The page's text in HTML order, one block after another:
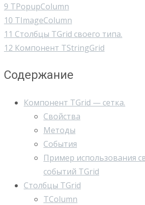
9 TPopupColumn
10 TImageColumn
11 Столбцы TGrid своего типа.
12 Компонент TStringGrid
Содержание
Компонент TGrid — сетка.
Свойства
Методы
События
Пример использования
событий TGrid
Столбцы TGrid
TColumn